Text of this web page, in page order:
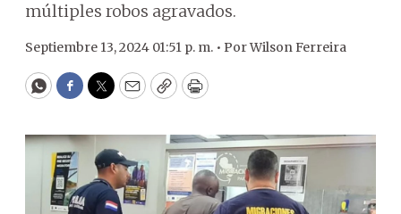
múltiples robos agravados.
Septiembre 13, 2024 01:51 p. m. • PorWilson Ferreira
WhatsApp
Facebook
Twitter
EmailCopyPrint